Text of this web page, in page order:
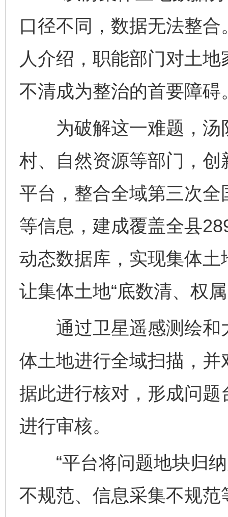
口径不同，数据无法整
人介绍，职能部门对土
不清成为整治的首要障碍
为破解这一难题，汤
村、自然资源等部门，
平台，整合全域第三次
等信息，建成覆盖全县
动态数据库，实现集体土
让集体土地“底数清、权
通过卫星遥感测绘和
体土地进行全域扫描，
据此进行核对，形成问
进行审核。
“平台将问题地块归纳
不规范、信息采集不规